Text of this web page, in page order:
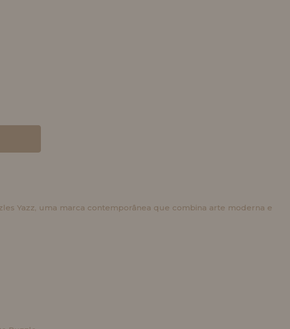
Yazz, uma marca contemporânea que combina arte moderna e